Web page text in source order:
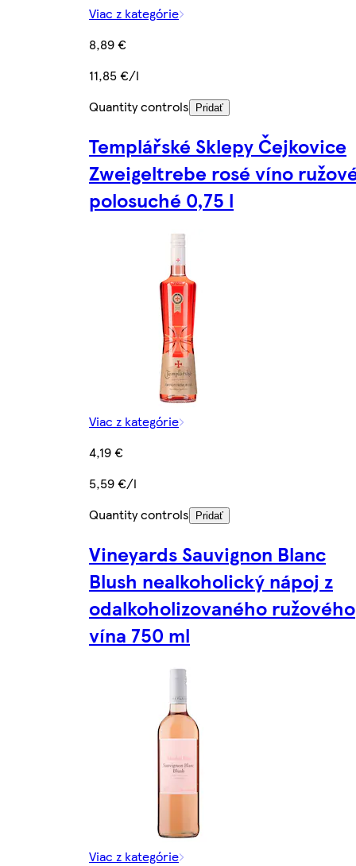
Viac z kategórie
8,89 €
11,85 €/l
Quantity controls
Pridať
Templářské Sklepy Čejkovice
Zweigeltrebe rosé víno
polosuché 0,75 l
Viac z kategórie
4,19 €
5,59 €/l
Quantity controls
Pridať
Vineyards Sauvignon Blanc
Blush nealkoholický nápoj z
odalkoholizovaného ružového
vína 750 ml
Viac z kategórie